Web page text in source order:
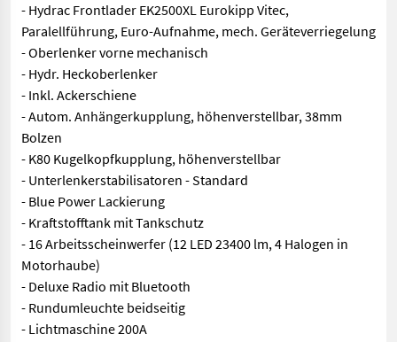
- Hydrac Frontlader EK2500XL Eurokipp Vitec,
Paralellführung, Euro-Aufnahme, mech. Geräteverriegelung
- Oberlenker vorne mechanisch
- Hydr. Heckoberlenker
- Inkl. Ackerschiene
- Autom. Anhängerkupplung, höhenverstellbar, 38mm
Bolzen
- K80 Kugelkopfkupplung, höhenverstellbar
- Unterlenkerstabilisatoren - Standard
- Blue Power Lackierung
- Kraftstofftank mit Tankschutz
- 16 Arbeitsscheinwerfer (12 LED 23400 lm, 4 Halogen in
Motorhaube)
- Deluxe Radio mit Bluetooth
- Rundumleuchte beidseitig
- Lichtmaschine 200A